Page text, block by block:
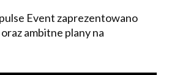
Event zaprezentowano
ambitne plany na